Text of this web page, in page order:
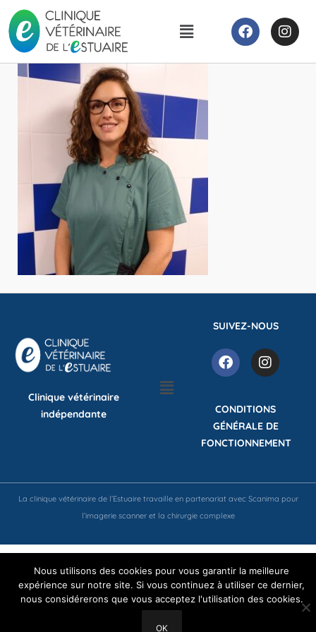
Clinique vétérinaire
indépendante
SUIVEZ-NOUS
CONDITIONS
GÉNÉRALE DE
FONCTIONNEMENT
La clinique vétérinaire de l’Estuaire travaille en partenariat avec Scanima pour
l’imagerie scanner et la chirurgie complexe
Nous utilisons des cookies pour vous garantir la meilleure
expérience sur notre site. Si vous continuez à utiliser ce dernier,
nous considérerons que vous acceptez l'utilisation des cookies.
OK